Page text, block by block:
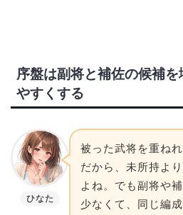
序盤は副将と補佐の候補
やすくする
ひなた
被った武将を重ね
だから、未所持よ
よね。でも副将や
少なくて、同じ編